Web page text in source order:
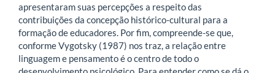
apresentaram suas percepções a respeito das
contribuições da concepção histórico-cultural para a
formação de educadores. Por fim, compreende-se que,
conforme Vygotsky (1987) nos traz, a relação entre
linguagem e pensamento é o centro de todo o